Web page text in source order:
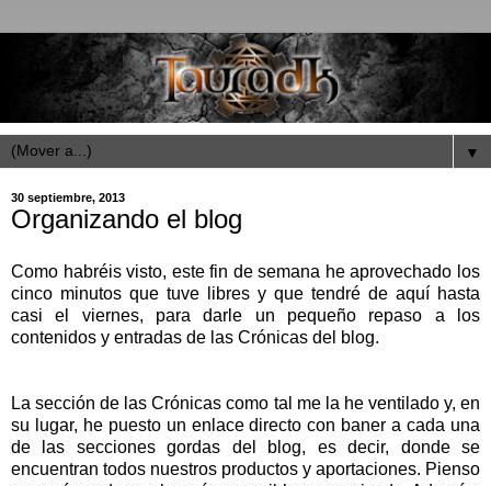
▼
30 septiembre, 2013
Organizando el blog
Como habréis visto, este fin de semana he aprovechado los
cinco minutos que tuve libres y que tendré de aquí hasta
casi el viernes, para darle un pequeño repaso a los
contenidos y entradas de las Crónicas del blog.
La sección de las Crónicas como tal me la he ventilado y, en
su lugar, he puesto un enlace directo con baner a cada una
de las secciones gordas del blog, es decir, donde se
encuentran todos nuestros productos y aportaciones. Pienso